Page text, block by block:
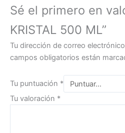
Sé el primero en
KRISTAL 500 ML”
Tu dirección de correo
campos obligatorios están
Tu puntuación *
Tu valoración *